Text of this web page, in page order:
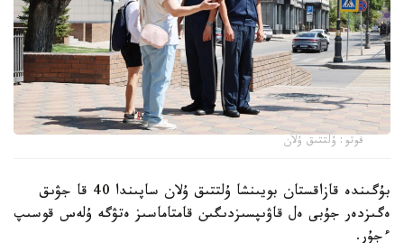
فوتو: ۇلتتىق ۇلان
بۇگىندە قازاقستان بويىنشا ۇلتتىق ۇلان ساپىندا 40 قا جۋىق
ەگىزدەر جۇبى ەل قاۋىپسىزدىگىن قامتاماسىز ەتۋگە ۇلەس قوسىپ
ءجۇر.